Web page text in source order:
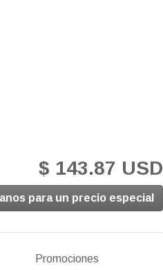
$ 143.87 USD
para un precio especial
Promociones